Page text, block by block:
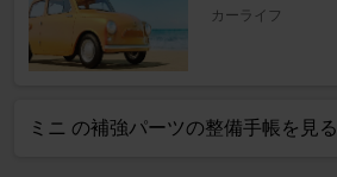
カーライフ
ミニ の補強パーツの整備手帳を見る